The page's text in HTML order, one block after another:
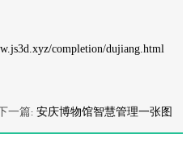
completion/dujiang.html
一篇: 安庆博物馆智慧管理一张图